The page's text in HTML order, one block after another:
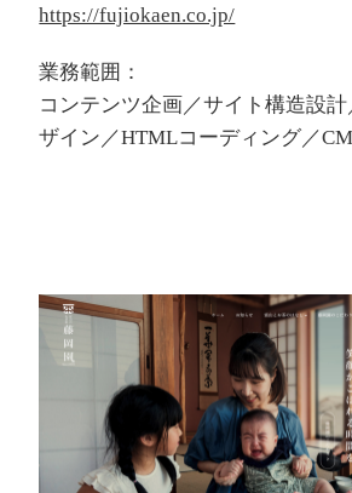
https://fujiokaen.co.jp/
業務範囲：
コンテンツ企画／サイト構造設
ザイン／HTMLコーディング／